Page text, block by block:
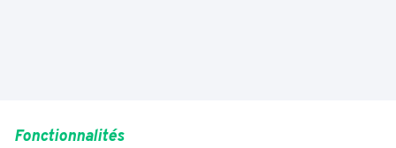
Fonctionnalités